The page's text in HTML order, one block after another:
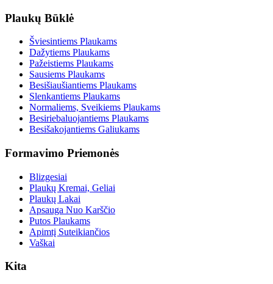
Plaukų Būklė
Šviesintiems Plaukams
Dažytiems Plaukams
Pažeistiems Plaukams
Sausiems Plaukams
Besišiaušiantiems Plaukams
Slenkantiems Plaukams
Normaliems, Sveikiems Plaukams
Besiriebaluojantiems Plaukams
Besišakojantiems Galiukams
Formavimo Priemonės
Blizgesiai
Plaukų Kremai, Geliai
Plaukų Lakai
Apsauga Nuo Karščio
Putos Plaukams
Apimtį Suteikiančios
Vaškai
Kita